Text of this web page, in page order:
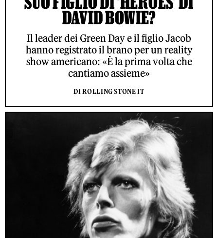
DAVID BOWIE?
Il leader dei Green Day e il figlio Jacob
hanno registrato il brano per un reality
show americano: «È la prima volta che
cantiamo assieme»
DI ROLLING STONE IT